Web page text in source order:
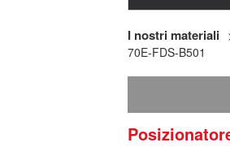
I nostri materiali
70E-FDS-B501